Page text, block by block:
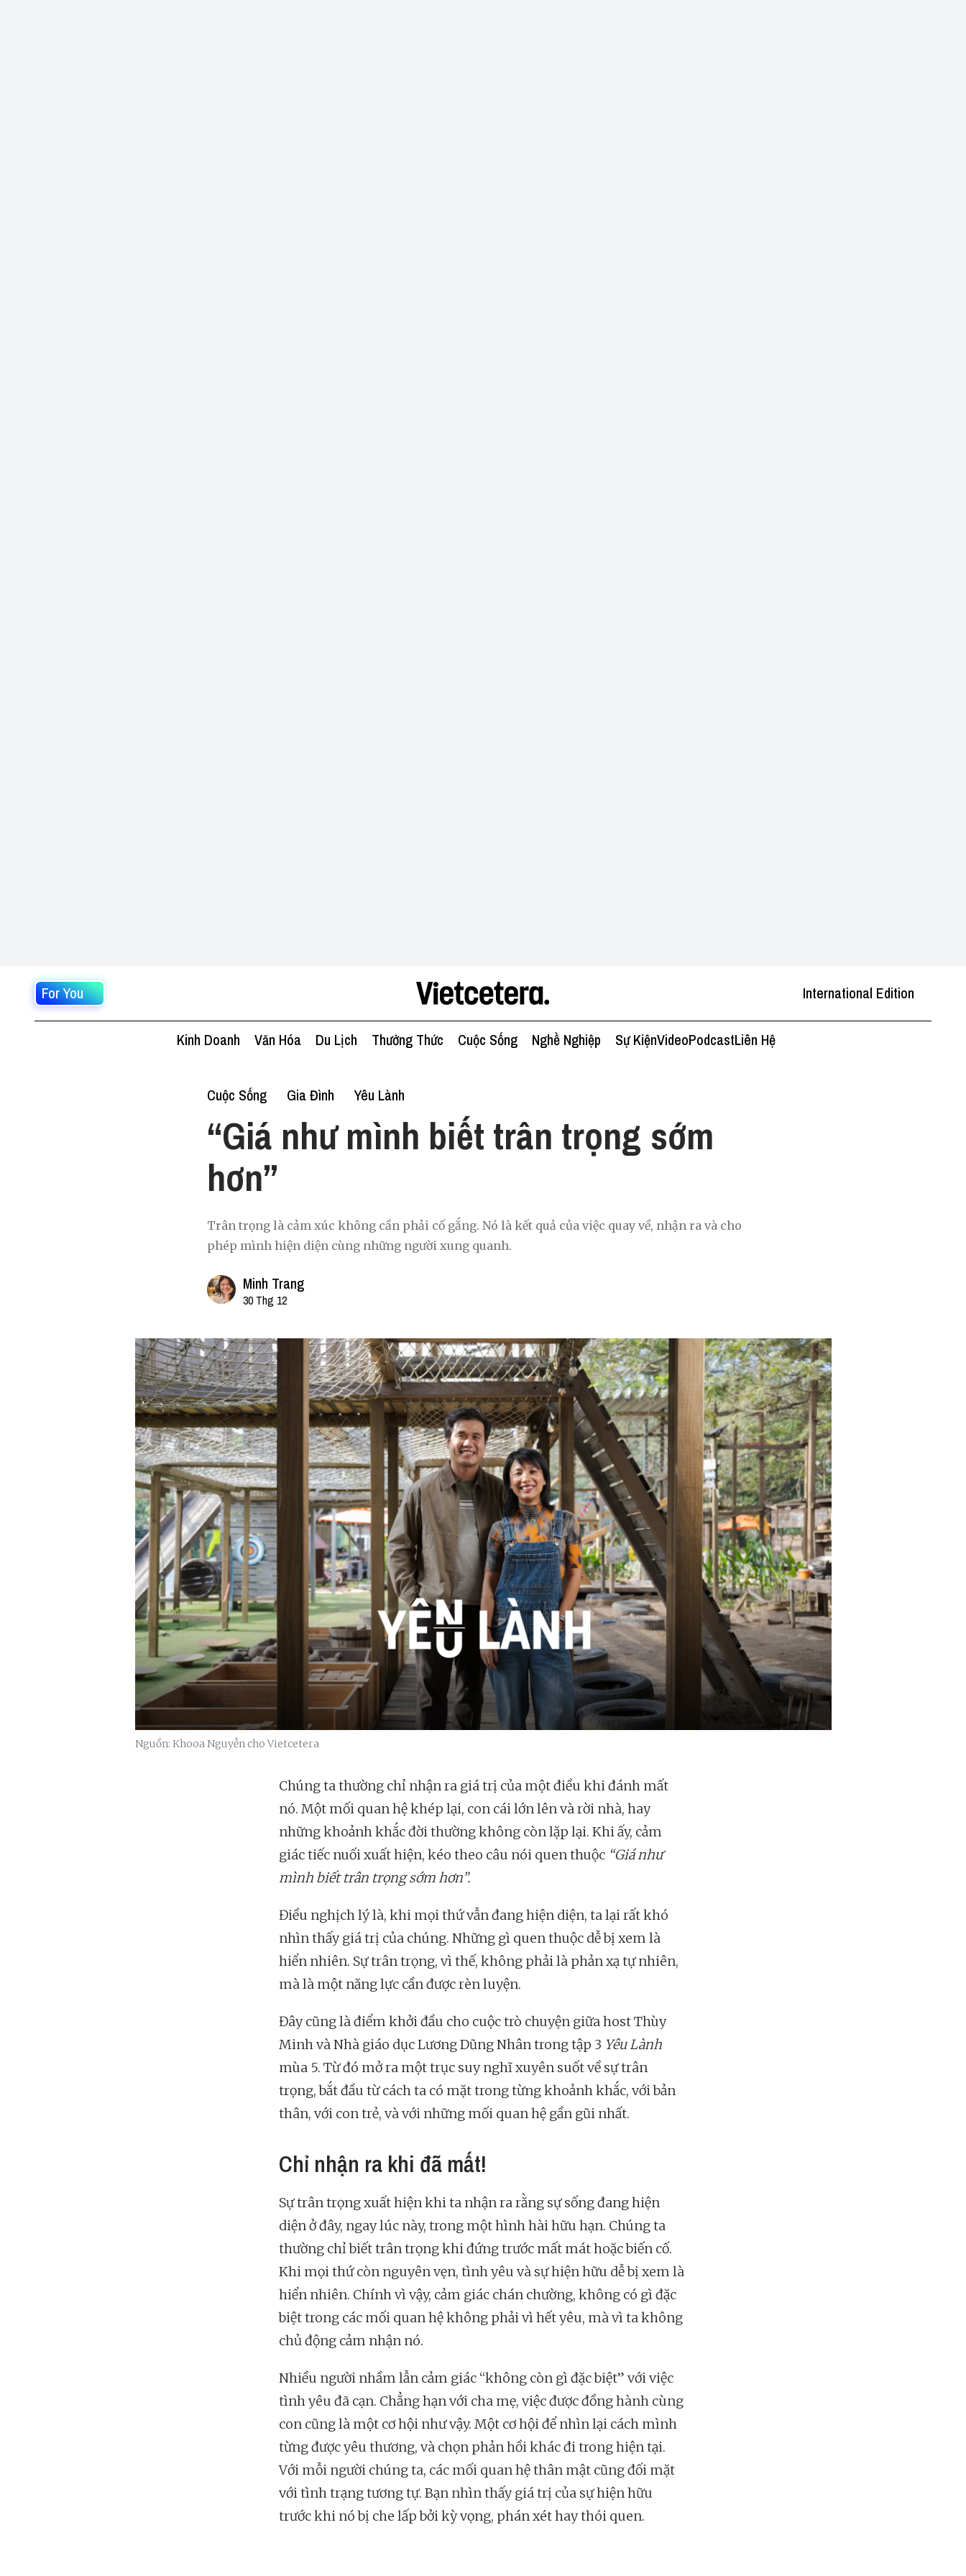
For You International Edition
Kinh Doanh Văn Hóa Du Lịch Thưởng Thức Cuộc Sống Nghề Nghiệp Sự KiệnVideoPodcastLiên Hệ
Cuộc Sống Gia Đình Yêu Lành
“Giá như mình biết trân trọng sớm
hơn”
Trân trọng là cảm xúc không cần phải cố gắng. Nó là kết quả của việc quay về, nhận ra và cho
phép mình hiện diện cùng những người xung quanh.
Minh Trang
30 Thg 12
Nguồn: Khooa Nguyễn cho Vietcetera
Chúng ta thường chỉ nhận ra giá trị của một điều khi đánh mất
nó. Một mối quan hệ khép lại, con cái lớn lên và rời nhà, hay
những khoảnh khắc đời thường không còn lặp lại. Khi ấy, cảm
giác tiếc nuối xuất hiện, kéo theo câu nói quen thuộc “Giá như
mình biết trân trọng sớm hơn”.
Điều nghịch lý là, khi mọi thứ vẫn đang hiện diện, ta lại rất khó
nhìn thấy giá trị của chúng. Những gì quen thuộc dễ bị xem là
hiển nhiên. Sự trân trọng, vì thế, không phải là phản xạ tự nhiên,
mà là một năng lực cần được rèn luyện.
Đây cũng là điểm khởi đầu cho cuộc trò chuyện giữa host Thùy
Minh và Nhà giáo dục Lương Dũng Nhân trong tập 3 Yêu Lành
mùa 5. Từ đó mở ra một trục suy nghĩ xuyên suốt về sự trân
trọng, bắt đầu từ cách ta có mặt trong từng khoảnh khắc, với bản
thân, với con trẻ, và với những mối quan hệ gần gũi nhất.
Chỉ nhận ra khi đã mất!
Sự trân trọng xuất hiện khi ta nhận ra rằng sự sống đang hiện
diện ở đây, ngay lúc này, trong một hình hài hữu hạn. Chúng ta
thường chỉ biết trân trọng khi đứng trước mất mát hoặc biến cố.
Khi mọi thứ còn nguyên vẹn, tình yêu và sự hiện hữu dễ bị xem là
hiển nhiên. Chính vì vậy, cảm giác chán chường, không có gì đặc
biệt trong các mối quan hệ không phải vì hết yêu, mà vì ta không
chủ động cảm nhận nó.
Nhiều người nhầm lẫn cảm giác “không còn gì đặc biệt” với việc
tình yêu đã cạn. Chẳng hạn với cha mẹ, việc được đồng hành cùng
con cũng là một cơ hội như vậy. Một cơ hội để nhìn lại cách mình
từng được yêu thương, và chọn phản hồi khác đi trong hiện tại.
Với mỗi người chúng ta, các mối quan hệ thân mật cũng đối mặt
với tình trạng tương tự. Bạn nhìn thấy giá trị của sự hiện hữu
trước khi nó bị che lấp bởi kỳ vọng, phán xét hay thói quen.